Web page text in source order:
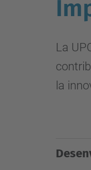
La
la